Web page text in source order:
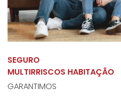
SEGURO
MULTIRRISCOS HABITAÇÃO
GARANTIMOS